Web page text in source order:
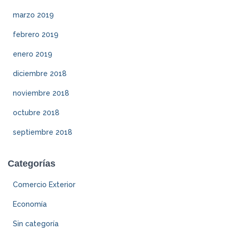
marzo 2019
febrero 2019
enero 2019
diciembre 2018
noviembre 2018
octubre 2018
septiembre 2018
Categorías
Comercio Exterior
Economía
Sin categoría